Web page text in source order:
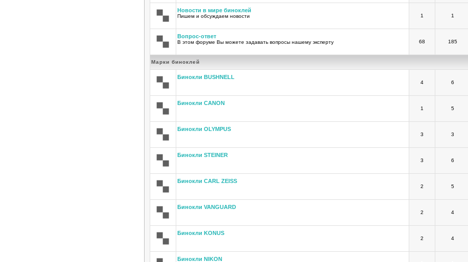
Новости в мире биноклей
Пишем и обсуждаем новости 1 1
Вопрос-ответ
В этом форуме Вы можете задавать вопросы нашему эксперту 68 185
Марки биноклей
Бинокли BUSHNELL
4 6
Бинокли CANON
1 5
Бинокли OLYMPUS
3 3
Бинокли STEINER
3 6
Бинокли CARL ZEISS
2 5
Бинокли VANGUARD
2 4
Бинокли KONUS
2 4
Бинокли NIKON